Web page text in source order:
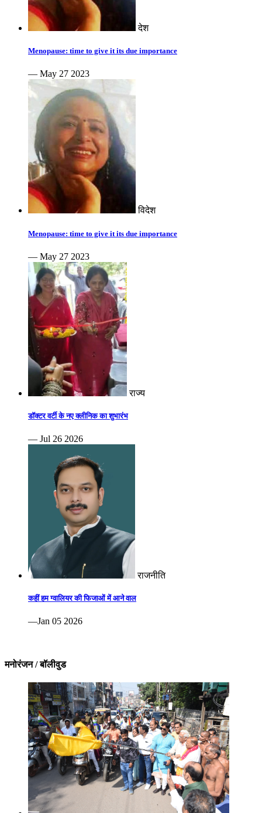
देश
Menopause: time to give it its due importance
— May 27 2023
विदेश
Menopause: time to give it its due importance
— May 27 2023
राज्य
डॉक्टर वर्टी के नए क्लीनिक का शुभारंभ
— Jul 26 2026
राजनीति
कहीं हम ग्वालियर की फिजाओं में आने वाल
—Jan 05 2026
मनोरंजन / बॉलीवुड